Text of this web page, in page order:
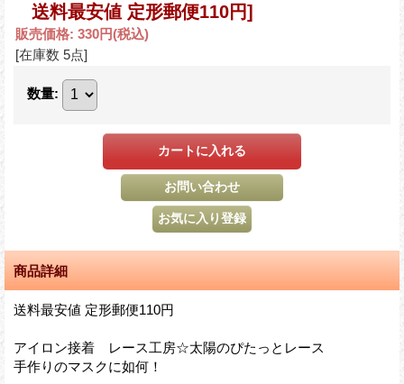
送料最安値 定形郵便110円]
販売価格: 330円(税込)
[在庫数 5点]
数量:
商品詳細
送料最安値 定形郵便110円
アイロン接着 レース工房☆太陽のぴたっとレース
手作りのマスクに如何！